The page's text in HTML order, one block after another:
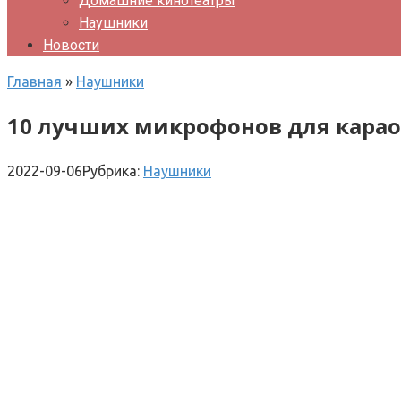
Наушники
Новости
Главная » Наушники
10 лучших микрофонов для
2022-09-06Рубрика: Наушники